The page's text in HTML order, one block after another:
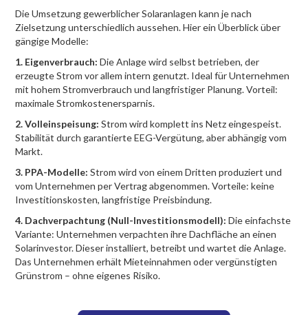
Die Umsetzung gewerblicher Solaranlagen kann je nach
Zielsetzung unterschiedlich aussehen. Hier ein Überblick über
gängige Modelle:
1. Eigenverbrauch: Die Anlage wird selbst betrieben, der
erzeugte Strom vor allem intern genutzt. Ideal für Unternehmen
mit hohem Stromverbrauch und langfristiger Planung. Vorteil:
maximale Stromkostenersparnis.
2. Volleinspeisung: Strom wird komplett ins Netz eingespeist.
Stabilität durch garantierte EEG-Vergütung, aber abhängig vom
Markt.
3. PPA-Modelle: Strom wird von einem Dritten produziert und
vom Unternehmen per Vertrag abgenommen. Vorteile: keine
Investitionskosten, langfristige Preisbindung.
4. Dachverpachtung (Null-Investitionsmodell): Die einfachste
Variante: Unternehmen verpachten ihre Dachfläche an einen
Solarinvestor. Dieser installiert, betreibt und wartet die Anlage.
Das Unternehmen erhält Mieteinnahmen oder vergünstigten
Grünstrom – ohne eigenes Risiko.